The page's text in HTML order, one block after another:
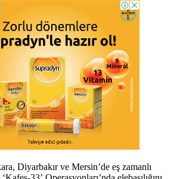
Diyarbakır ve Mersin’de eş zamanlı